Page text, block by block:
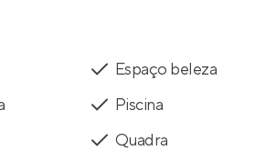
Espaço beleza
Piscina
Quadra